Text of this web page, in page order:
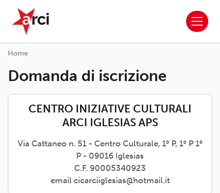
Salta al contenuto principale
ARCI APS
Home
Domanda di iscrizione
CENTRO INIZIATIVE CULTURALI
ARCI IGLESIAS APS
Via Cattaneo n. 51 - Centro Culturale, 1° P, 1° P 1°
P - 09016 Iglesias
C.F. 90005340923
email cicarciiglesias@hotmail.it